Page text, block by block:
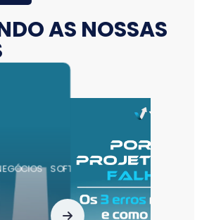
AS NOSSAS
SOFTWARE SUSTENTAÇÃO